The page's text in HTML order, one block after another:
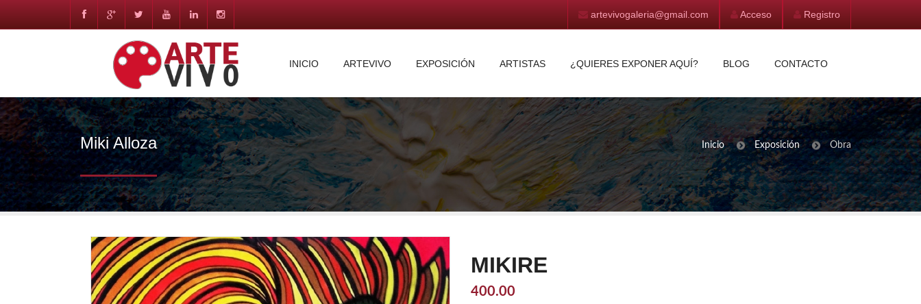
Acceso Registro
artevivogaleria@gmail.com
INICIO ARTEVIVO EXPOSICIÓN ARTISTAS ¿QUIERES EXPONER AQUÍ? BLOG CONTACTO
Miki Alloza Inicio Exposición Obra
MIKIRE
400.00